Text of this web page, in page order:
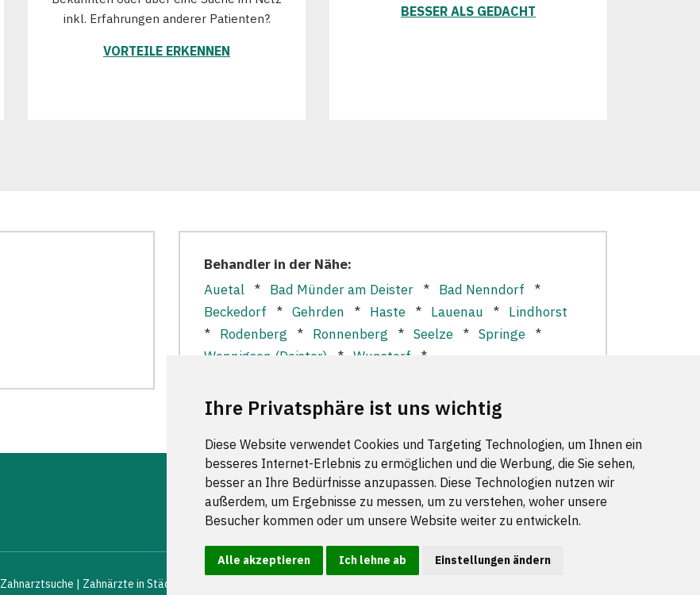
Ihre Privatsphäre ist uns wichtig
Diese Website verwendet Cookies und Targeting Technologien, um Ihnen ein
besseres Internet-Erlebnis zu ermöglichen und die Werbung, die Sie sehen,
besser an Ihre Bedürfnisse anzupassen. Diese Technologien nutzen wir
außerdem, um Ergebnisse zu messen, um zu verstehen, woher unsere
Besucher kommen oder um unsere Website weiter zu entwickeln.
Alle akzeptieren Ich lehne ab Einstellungen ändern
inkl. Erfahrungen anderer Patienten?.
VORTEILE ERKENNEN
BESSER ALS GEDACHT
Behandler in der Nähe:
Auetal * Bad Münder am Deister * Bad Nenndorf *
Beckedorf * Gehrden * Haste * Lauenau * Lindhorst
* Rodenberg * Ronnenberg * Seelze * Springe *
Wennigsen (Deister) * Wunstorf *
FOLGEN SIE UNS
Zahnarztsuche | Zahnärzte in Städten